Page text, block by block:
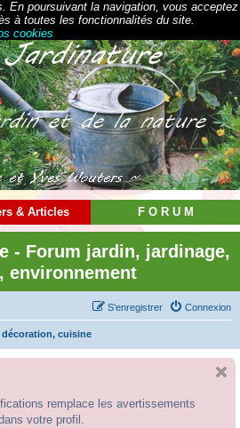
En poursuivant la navigation, vous acceptez
à toutes les fonctionnalités du site.
cookies
& Articles F O R U M
- Forum jardin, jardinage,
environnement
Connexion
S’enregistrer
cuisine
remplace les avertissements
votre profil.